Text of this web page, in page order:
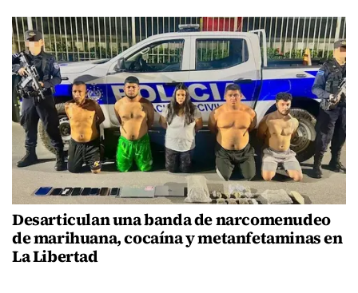
Desarticulan una banda de narcomenudeo
de marihuana, cocaína y metanfetaminas en
La Libertad